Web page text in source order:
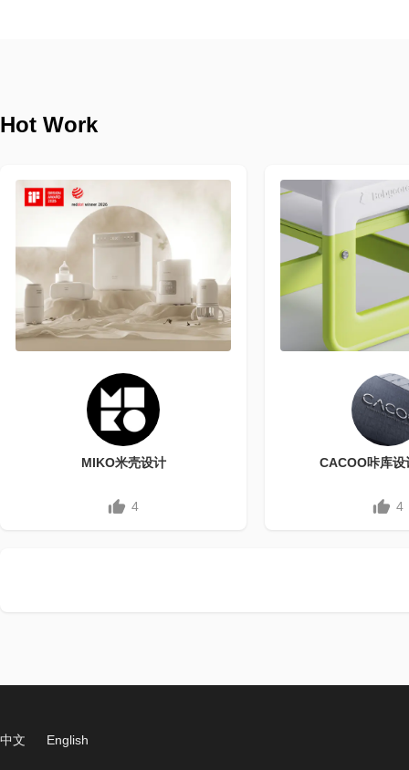
Hot Work
MIKO米壳设计
4
CACOO咔库设
4
中文 English